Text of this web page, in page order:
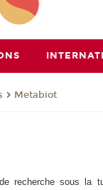
Metabiot
recherche sous la